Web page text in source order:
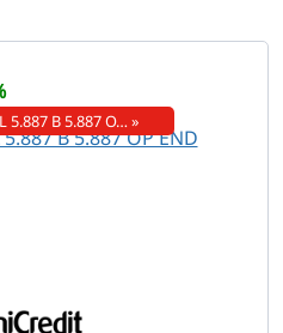
5.887 B 5.887 O… »